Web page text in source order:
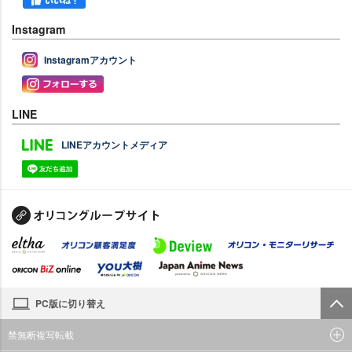
Instagram
Instagramアカウント
LINE
LINEアカウントメディア
PC版に切り替え
禁無断複写転載